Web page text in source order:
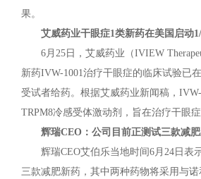
果。
艾威药业干眼症1类新药在美国启动
6月25日，艾威药业（IVIEW
新药IVW-1001治疗干眼症的临床试验已
受试者给药。根据艾威药业新闻稿，
TRPM8冷感受体激动剂，旨在治疗干眼症
辉瑞CEO：公司目前正测试三款减
辉瑞CEO艾伯乐当地时间6月24日表
三款减肥新药，其中两种药物将采用与诺